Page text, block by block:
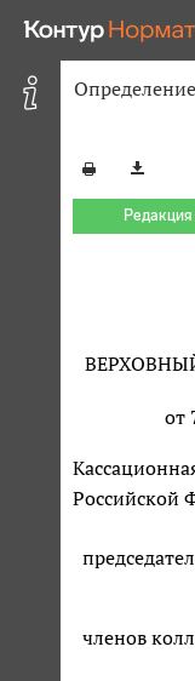
от
Российской
членов